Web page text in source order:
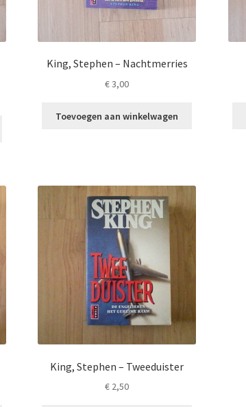
King, Stephen – Nachtmerries
€3,00
Toevoegen aan winkelwagen
King, Stephen – Tweeduister
€ 2,50